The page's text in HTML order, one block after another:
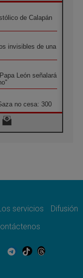
de Calapán
invisibles de una
León señalará
no cesa: 300
el mundo, solo la
Evangelio
religiosas en el
servicios
Difusión